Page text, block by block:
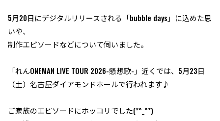
5月20日にデジタルリリースされる「bubble days」に込めた思
いや、
制作エピソードなどについて伺いました。
「れんONEMAN LIVE TOUR 2026-懸想歌-」近くでは、5月23日
（土）名古屋ダイアモンドホールで行われます♪
ご家族のエピソードにホッコリでした(*^_^*)